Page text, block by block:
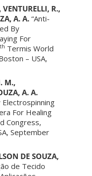
R.,
A. A. “Anti-
By
For
th Termis World
– USA,
M.,
A. A.
Electrospinning
For Healing
Congress,
September
DE SOUZA,
de Tecido